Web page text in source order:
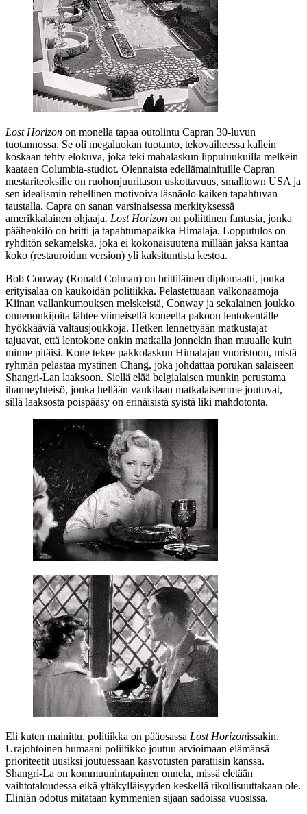
Lost Horizon on monella tapaa outolintu Capran 30‑luvun
tuotannossa. Se oli megaluokan tuotanto, tekovaiheessa kallein
koskaan tehty elokuva, joka teki mahalaskun lippuluukuilla melkein
kaataen Columbia-studiot. Olennaista edellämainituille Capran
mestariteoksille on ruohonjuuritason uskottavuus, smalltown USA ja
sen idealismin rehellinen motivoiva läsnäolo kaiken tapahtuvan
taustalla. Capra on sanan varsinaisessa merkityksessä
amerikkalainen ohjaaja. Lost Horizon on poliittinen fantasia, jonka
päähenkilö on britti ja tapahtumapaikka Himalaja. Lopputulos on
ryhditön sekamelska, joka ei kokonaisuutena millään jaksa kantaa
koko (restauroidun version) yli kaksituntista kestoa.
Bob Conway (Ronald Colman) on brittiläinen diplomaatti, jonka
erityisalaa on kaukoidän politiikka. Pelastettuaan valkonaamoja
Kiinan vallankumouksen melskeistä, Conway ja sekalainen joukko
onnenonkijoita lähtee viimeisellä koneella pakoon lentokentälle
hyökkääviä valtausjoukkoja. Hetken lennettyään matkustajat
tajuavat, että lentokone onkin matkalla jonnekin ihan muualle kuin
minne pitäisi. Kone tekee pakkolaskun Himalajan vuoristoon, mistä
ryhmän pelastaa mystinen Chang, joka johdattaa porukan salaiseen
Shangri‑Lan laaksoon. Siellä elää belgialaisen munkin perustama
ihanneyhteisö, jonka hellään vankilaan matkalaisemme joutuvat,
sillä laaksosta poispääsy on erinäisistä syistä liki mahdotonta.
Eli kuten mainittu, politiikka on pääosassa Lost Horizonissakin.
Urajohtoinen humaani poliitikko joutuu arvioimaan elämänsä
prioriteetit uusiksi joutuessaan kasvotusten paratiisin kanssa.
Shangri‑La on kommuunintapainen onnela, missä eletään
vaihtotaloudessa eikä yltäkylläisyyden keskellä rikollisuuttakaan ole.
Eliniän odotus mitataan kymmenien sijaan sadoissa vuosissa.